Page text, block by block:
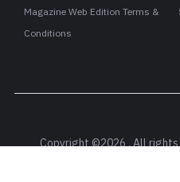
Magazine Web Edition Terms &
Conditions
Copyright ©2026 . All